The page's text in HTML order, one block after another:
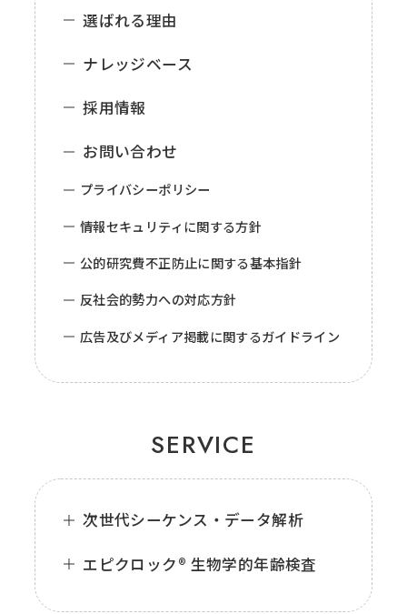
選ばれる理由
ナレッジベース
採用情報
お問い合わせ
プライバシーポリシー
情報セキュリティに関する方針
公的研究費不正防止に関する基本指針
反社会的勢力への対応方針
広告及びメディア掲載に関するガイドライン
SERVICE
次世代シーケンス・データ解析
エピクロック® 生物学的年齢検査